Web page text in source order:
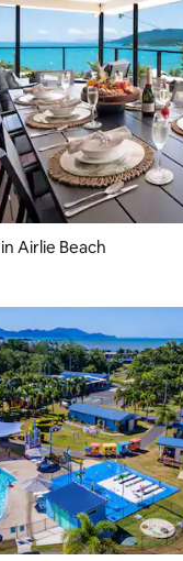
Airlie Beach